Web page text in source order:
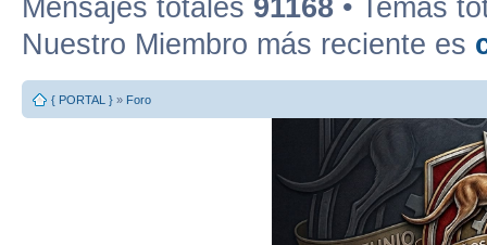
Mensajes totales 91168 • Temas
Nuestro Miembro más reciente es
{ PORTAL } » Foro